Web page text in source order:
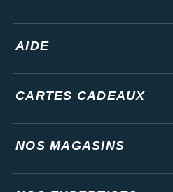
AIDE
CARTES CADEAUX
NOS MAGASINS